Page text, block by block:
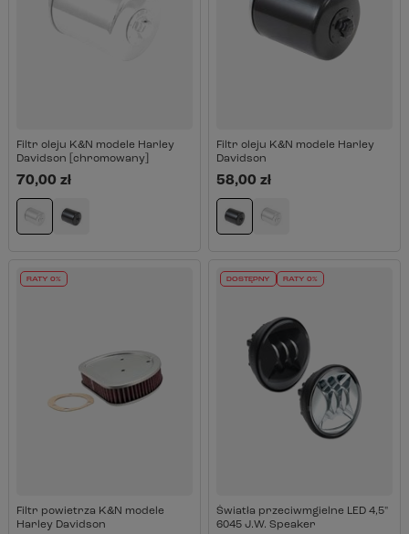
Filtr oleju K&N modele Harley
Davidson [chromowany]
70,00 zł
Filtr oleju K&N modele Harley
Davidson
58,00 zł
RATY 0%
Filtr powietrza K&N modele
Harley Davidson
DOSTĘPNY RATY 0%
Światła przeciwmgielne LED 4,5"
6045 J.W. Speaker